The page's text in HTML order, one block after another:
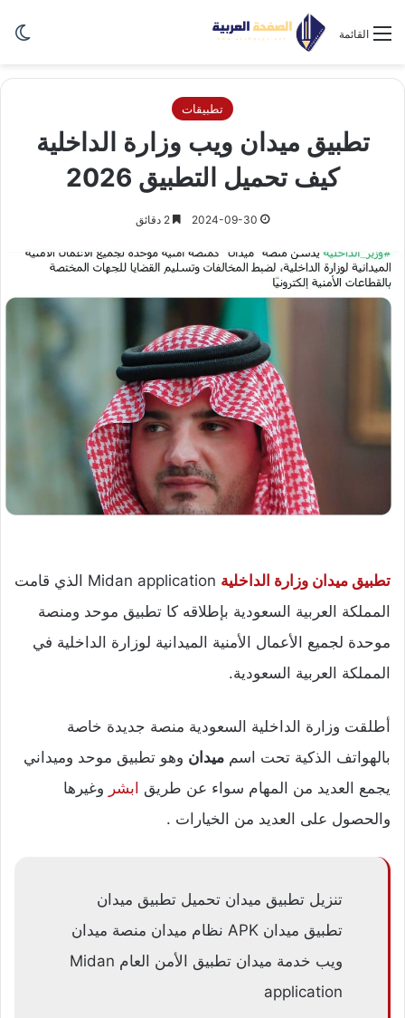
القائمة
تطبيقات
تطبيق ميدان ويب وزارة الداخلية
كيف تحميل التطبيق 2026
2024-09-30
تطبيق ميدان وزارة الداخلية
Midan application الذي قامت
المملكة العربية السعودية بإطلاقه كا تطبيق موحد ومنصة
موحدة لجميع الأعمال الأمنية الميدانية لوزارة الداخلية في
المملكة العربية السعودية.
أطلقت وزارة الداخلية السعودية منصة جديدة خاصة
بالهواتف الذكية تحت اسم ميدان وهو تطبيق موحد وميداني
يجمع العديد من المهام سواء عن طريق ابشر وغيرها
والحصول على العديد من الخيارات .
تنزيل تطبيق ميدان تحميل تطبيق ميدان
تطبيق ميدان APK نظام ميدان منصة ميدان
ويب خدمة ميدان تطبيق الأمن العام Midan
application